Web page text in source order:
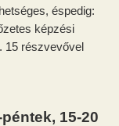
éspedig:
képzési
15 részvevővel
15-20